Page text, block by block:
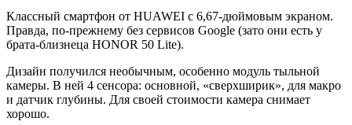
Классный смартфон от HUAWEI с 6,67-дюймовым экраном.
Правда, по-прежнему без сервисов Google (зато они есть у
брата-близнеца HONOR 50 Lite).
Дизайн получился необычным, особенно модуль тыльной
камеры. В ней 4 сенсора: основной, «сверхширик», для макро
и датчик глубины. Для своей стоимости камера снимает
хорошо.